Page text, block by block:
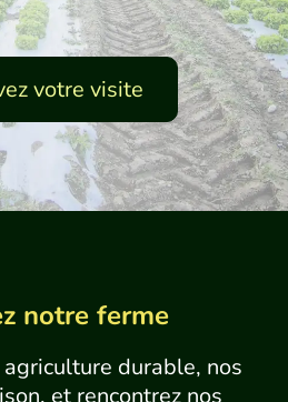
votre visite
notre ferme
durable, nos
et rencontrez nos